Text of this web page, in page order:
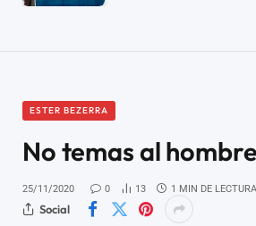
ESTER BEZERRA
No temas al hombre
25/11/2020 0 13 1 MIN DE LECTURA
Social